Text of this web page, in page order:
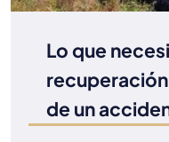
Lo que
de un